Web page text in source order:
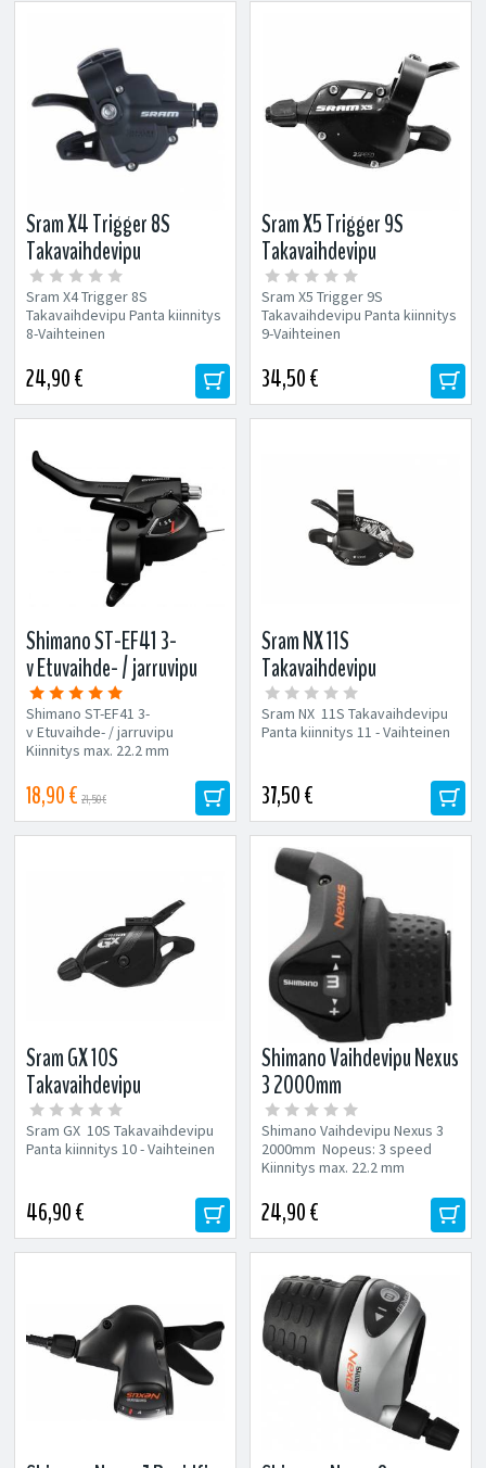
Sram X4 Trigger 8S
Takavaihdevipu
Sram X4 Trigger 8S
Takavaihdevipu Panta kiinnitys
8-Vaihteinen
24,90 €
Sram X5 Trigger 9S
Takavaihdevipu
Sram X5 Trigger 9S
Takavaihdevipu Panta kiinnitys
9-Vaihteinen
34,50 €
Shimano ST-EF41 3-
v Etuvaihde- / jarruvipu
Shimano ST-EF41 3-
v Etuvaihde- / jarruvipu
Kiinnitys max. 22.2 mm
yhteensopiva Sisältää...
18,90 € 21,50 €
Sram NX 11S
Takavaihdevipu
Sram NX 11S Takavaihdevipu
Panta kiinnitys 11 - Vaihteinen
37,50 €
Sram GX 10S
Takavaihdevipu
Sram GX 10S Takavaihdevipu
Panta kiinnitys 10 - Vaihteinen
46,90 €
Shimano Vaihdevipu Nexus
3 2000mm
Shimano Vaihdevipu Nexus 3
2000mm Nopeus: 3 speed
Kiinnitys max. 22.2 mm
24,90 €